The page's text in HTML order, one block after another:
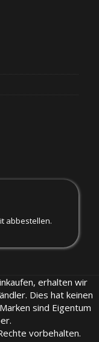
abbestellen.
erhalten wir
Dies hat keinen
sind Eigentum
vorbehalten.